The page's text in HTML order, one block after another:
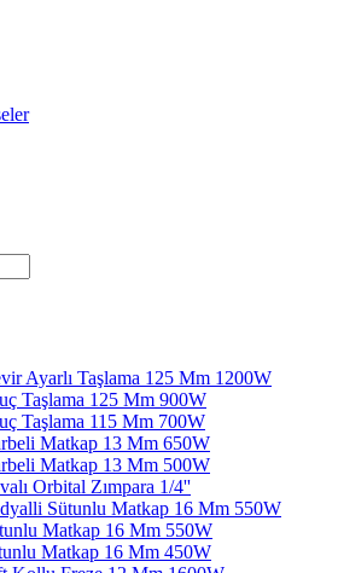
Ayarlı Taşlama 125 Mm 1200W
Taşlama 125 Mm 900W
Taşlama 115 Mm 700W
Matkap 13 Mm 650W
Matkap 13 Mm 500W
Orbital Zımpara 1/4''
Sütunlu Matkap 16 Mm 550W
Matkap 16 Mm 550W
Matkap 16 Mm 450W